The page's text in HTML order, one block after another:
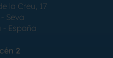
la Creu, 17
Seva
- España
2